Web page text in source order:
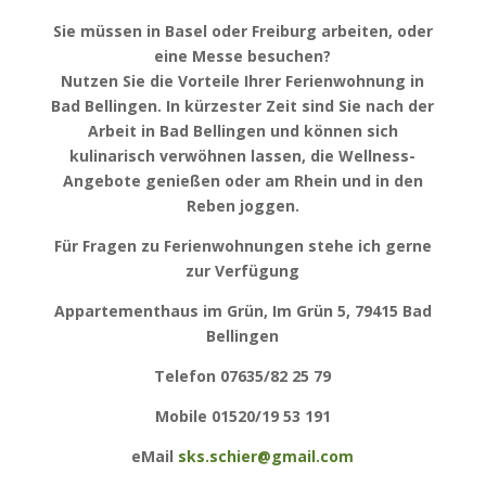
Sie müssen in Basel oder Freiburg arbeiten, oder
eine Messe besuchen?
Nutzen Sie die Vorteile Ihrer Ferienwohnung in
Bad Bellingen. In kürzester Zeit sind Sie nach der
Arbeit in Bad Bellingen und können sich
kulinarisch verwöhnen lassen, die Wellness-
Angebote genießen oder am Rhein und in den
Reben joggen.
Für Fragen zu Ferienwohnungen stehe ich gerne
zur Verfügung
Appartementhaus im Grün, Im Grün 5, 79415 Bad
Bellingen
Telefon 07635/82 25 79
Mobile 01520/19 53 191
eMail sks.schier@gmail.com